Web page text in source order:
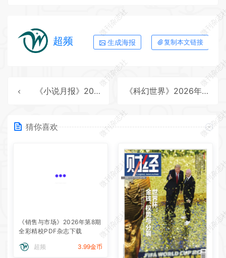
超频 生成海报 复制本文链接
《小说月报》2026年第5期全彩精校PDF杂志下载 《科幻世界》2026年第3期全彩精校PDF杂志下载
猜你喜欢
微刊杂志社
微刊杂
微刊杂志社
微刊杂
微刊杂志社
微刊杂
微刊杂志社
微刊杂
微刊杂志社
微刊杂